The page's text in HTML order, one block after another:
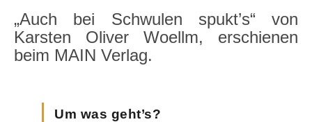
„Auch bei Schwulen spukt’s“ von
Karsten Oliver Woellm, erschienen
beim MAIN Verlag.
Um was geht’s?